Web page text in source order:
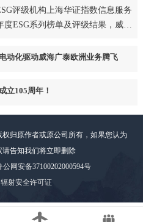
评级机构上海华证指数信息服务
度ESG系列榜单及评级结果，威海
动化驱动威海广泰欧洲业务腾飞
立105周年！
归原作者或原公司所有，如果您认为
告知我们将立即删除
公网安备37100202000594号
辐射安全许可证